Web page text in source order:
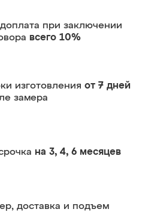
при заключении
всего 10%
изготовления от 7 дней
замера
на 3, 4, 6 месяцев
доставка и подъем